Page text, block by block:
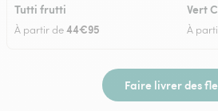
Tutti frutti
À partir de44€95
Vert
À
Faire livrer des